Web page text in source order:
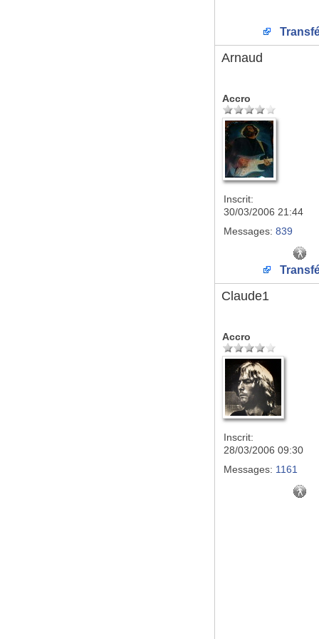
Arnaud
Accro
Inscrit:
30/03/2006 21:44
Messages: 839
Claude1
Accro
Inscrit:
28/03/2006 09:30
Messages: 1161